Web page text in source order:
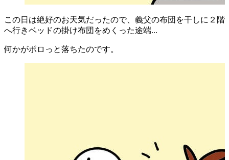
この日は絶好のお天気だったので、義父の布団を干しに２階
へ行きベッドの掛け布団をめくった途端...
何かがポロっと落ちたのです。